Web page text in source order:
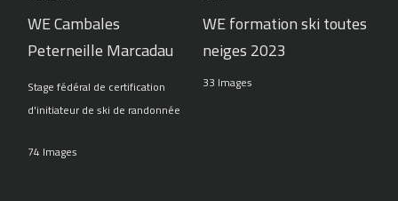
WE Cambales
Peterneille Marcadau
Stage fédéral de certification
d'initiateur de ski de randonnée
74 Images
WE formation ski toutes
neiges 2023
33 Images